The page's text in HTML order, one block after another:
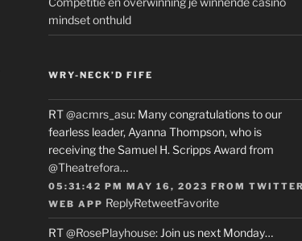
mindset onthuld
WRY-NECK’D FIFE
RT@acmrs_asu: Many congratulations to our
fearless leader, Ayanna Thompson, who is
receiving the Samuel H. Scripps Award from
@Theatrefora…
05:31:42 PM MAY 16, 2023 FROM TWITTER
WEB APP ReplyRetweetFavorite
RT@RosePlayhouse: Join us next Monday…